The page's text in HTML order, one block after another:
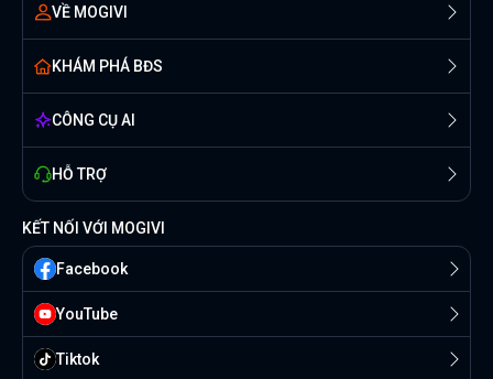
VỀ MOGIVI
KHÁM PHÁ BĐS
CÔNG CỤ AI
HỖ TRỢ
KẾT NỐI VỚI MOGIVI
Facebook
YouTube
Tiktok